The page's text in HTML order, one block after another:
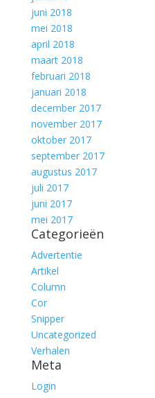
juni 2018
mei 2018
april 2018
maart 2018
februari 2018
januari 2018
december 2017
november 2017
oktober 2017
september 2017
augustus 2017
juli 2017
juni 2017
mei 2017
Categorieën
Advertentie
Artikel
Column
Cor
Snipper
Uncategorized
Verhalen
Meta
Login